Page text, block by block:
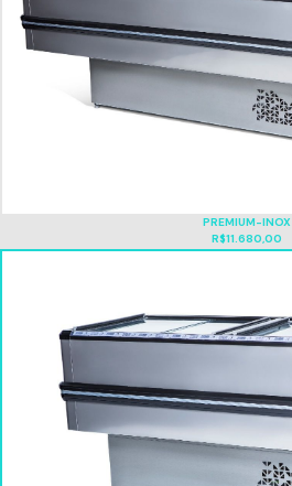
PREMIUM-INOX
R$11.680,00